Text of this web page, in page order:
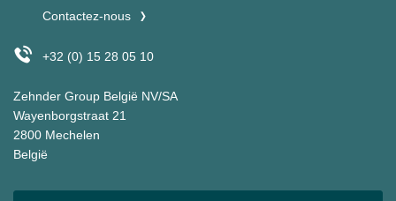
Contactez-nous
+32 (0) 15 28 05 10
Zehnder Group België NV/SA
Wayenborgstraat 21
2800 Mechelen
België